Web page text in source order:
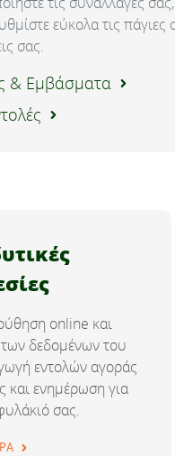
εύκολα τις πάγιες
σας.
& Εμβάσματα
online και
δεδομένων του
εντολών αγοράς
και ενημέρωση για
σας.